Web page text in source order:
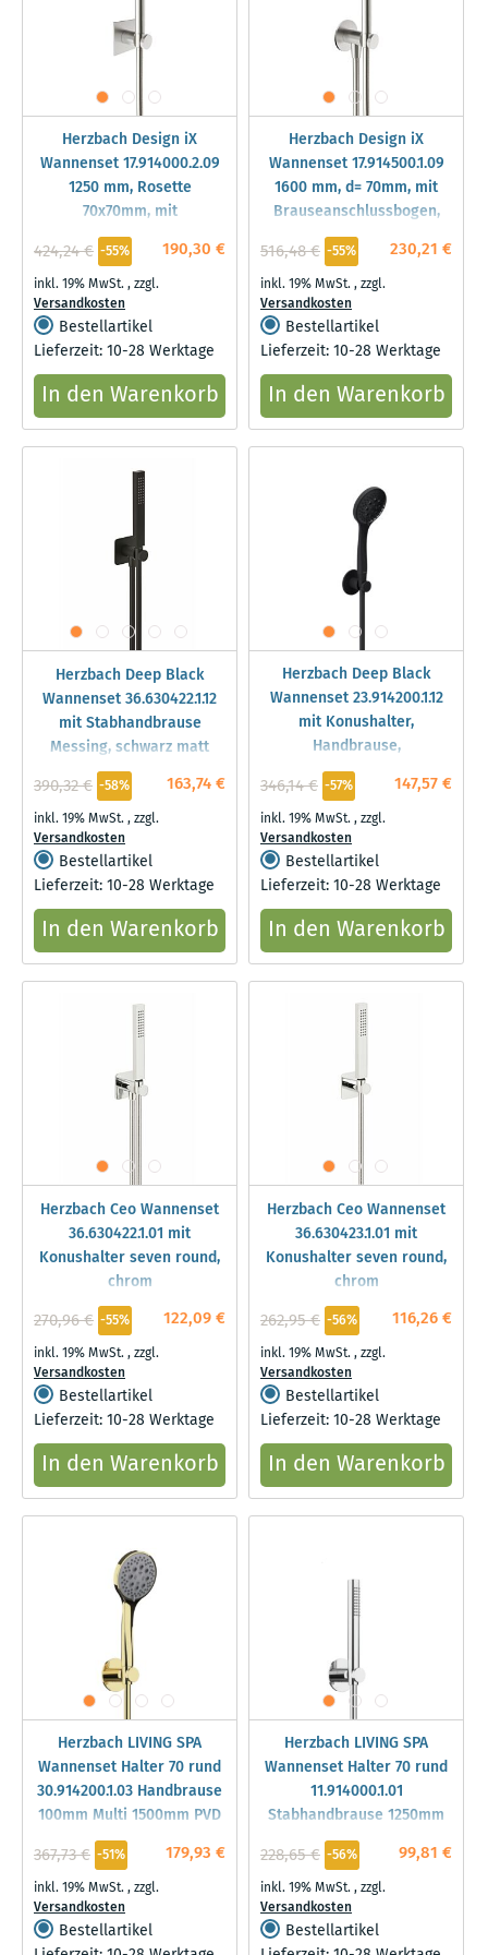
Herzbach Design iX
Wannenset 17.914000.2.09
1250 mm, Rosette
70x70mm, mit
Stabhandbrause, Edelstahl
gebürstet 190,30 €
424,24 € -55%
inkl. 19% MwSt.,zzgl.
Versandkosten
Bestellartikel
Lieferzeit: 10-28 Werktage
In den Warenkorb
Herzbach Design iX
Wannenset 17.914500.1.09
1600 mm, d= 70mm, mit
Brauseanschlussbogen,
Stabhandbrause, Edelstahl
gebürstet230,21 €
516,48 € -55%
inkl. 19% MwSt.,zzgl.
Versandkosten
Bestellartikel
Lieferzeit: 10-28 Werktage
In den Warenkorb
Herzbach Deep Black
Wannenset 36.630422.1.12
mit Stabhandbrause
Messing, schwarz matt
163,74 €
390,32 € -58%
inkl. 19% MwSt.,zzgl.
Versandkosten
Bestellartikel
Lieferzeit: 10-28 Werktage
In den Warenkorb
Herzbach Deep Black
Wannenset 23.914200.1.12
mit Konushalter,
Handbrause,
Brauseschlauch 1500mm,
schwarz matt147,57 €
346,14 € -57%
inkl. 19% MwSt.,zzgl.
Versandkosten
Bestellartikel
Lieferzeit: 10-28 Werktage
In den Warenkorb
Herzbach Ceo Wannenset
36.630422.1.01 mit
Konushalter seven round,
chrom
122,09 €
270,96 € -55%
inkl. 19% MwSt.,zzgl.
Versandkosten
Bestellartikel
Lieferzeit: 10-28 Werktage
In den Warenkorb
Herzbach Ceo Wannenset
36.630423.1.01 mit
Konushalter seven round,
chrom
116,26 €
262,95 € -56%
inkl. 19% MwSt.,zzgl.
Versandkosten
Bestellartikel
Lieferzeit: 10-28 Werktage
In den Warenkorb
Herzbach LIVING SPA
Wannenset Halter 70 rund
30.914200.1.03 Handbrause
100mm Multi 1500mm PVD
Gold
179,93 €
367,73 € -51%
inkl. 19% MwSt.,zzgl.
Versandkosten
Bestellartikel
Herzbach LIVING SPA
Wannenset Halter 70 rund
11.914000.1.01
Stabhandbrause 1250mm
Chrom
99,81 €
228,65 € -56%
inkl. 19% MwSt.,zzgl.
Versandkosten
Bestellartikel